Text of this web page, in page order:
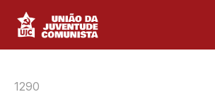
1290